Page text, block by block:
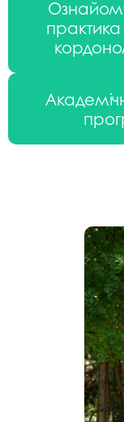
практика